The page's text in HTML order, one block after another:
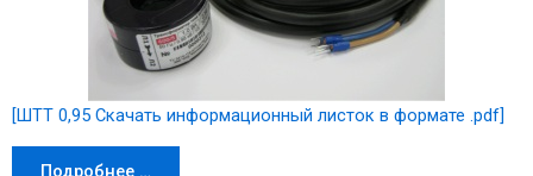
[ШТТ 0,95 Скачать информационный листок в формате .pdf]
Подробнее …